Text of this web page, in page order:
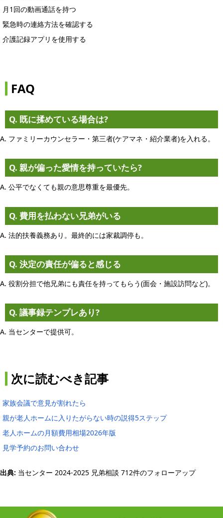
月1回の動画通話を持つ
緊急時の連絡方法を確認する
介護記録アプリを使用する
FAQ
Q. 既に揉めている場合は?
A. ファミリーカウンセラー・第三者(ケアマネ・紹介業者)を入れる。
Q. 親が偏った愛情を持っていたら?
A. 公平でなくても親の意思尊重を最優先。
Q. 費用を払わない兄弟がいる
A. 法的扶養義務あり。最終的には家裁調停も。
Q. 決定の責任が偏ると感じる
A. 役割分担で他兄弟にも責任を持ってもらう(面会・施設訪問など)。
Q. 議事録テンプレあり?
A. 当センターで提供可。
次に読むべき記事
家族会議で意見が割れたら
親が老人ホームに入りたがらない時の説得5ステップ
老人ホームの月額費用相場2026年版
見学予約のお問い合わせ
出典: 当センター 2024-2025 兄弟相談 712件のフォローアップ